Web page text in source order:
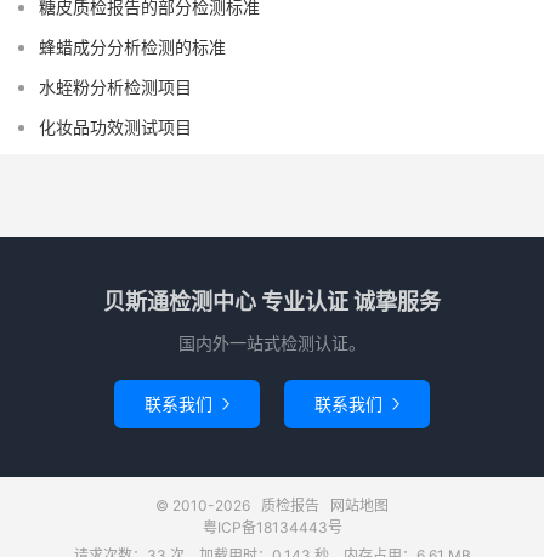
糖皮质检报告的部分检测标准
蜂蜡成分分析检测的标准
水蛭粉分析检测项目
化妆品功效测试项目
贝斯通检测中心 专业认证 诚挚服务
国内外一站式检测认证。
联系我们  联系我们 
© 2010-2026 质检报告
网站地图
粤ICP备18134443号